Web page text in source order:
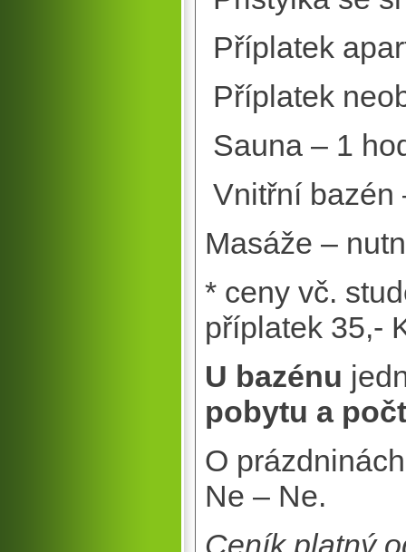
Příplatek
Příplatek
Sauna – 1
Vnitřní
Masáže –
* ceny vč.
příplatek 35,-
U bazénu
pobytu a
O
Ne – Ne.
Ceník platný